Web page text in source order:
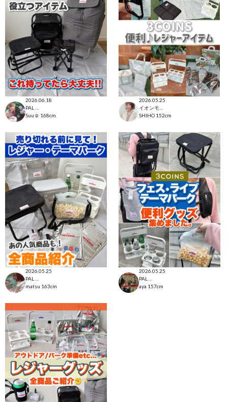
2026.06.18
Suu☺︎ 168cm
2026.05.25
イオンモール太田店
SHIHO 152cm
2026.05.25
matsu 163cm
2026.05.25
aya 157cm